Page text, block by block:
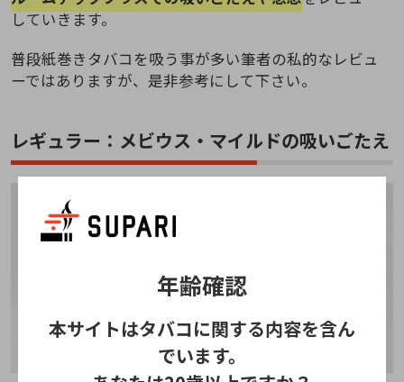
していきます。
普段紙巻きタバコを吸う事が多い筆者の私的なレビュ
ーではありますが、是非参考にして下さい。
レギュラー：メビウス・マイルドの吸いごたえ
年齢確認
本サイトはタバコに関する内容を含ん
でいます。